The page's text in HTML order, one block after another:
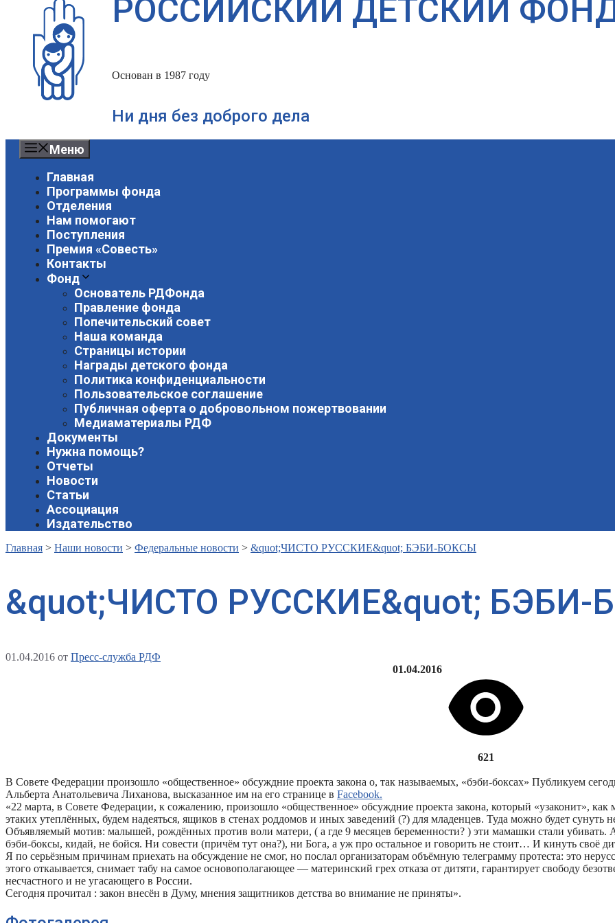
РОССИЙСКИЙ ДЕТСКИЙ
Основан в 1987 году
Ни дня без доброго дела
Меню
Главная
Программы фонда
Отделения
Нам помогают
Поступления
Премия «Совесть»
Контакты
Фонд
Основатель РДФонда
Правление фонда
Попечительский совет
Наша команда
Страницы истории
Награды детского фонда
Политика конфиденциальности
Пользовательское соглашение
Публичная оферта о добровольном пожертвовании
Медиаматериалы РДФ
Документы
Нужна помощь?
Отчеты
Новости
Статьи
Ассоциация
Издательство
Главная > Наши новости > Федеральные новости > &quot;ЧИСТО РУССКИЕ&quot; БЭБИ-БОКСЫ
&quot;ЧИСТО РУССКИЕ&quot; БЭБИ-
01.04.2016 от Пресс-служба РДФ
01.04.2016
621
В Совете Федерации произошло «общественное» обсуждние проекта закона о, так называемых, «бэби-боксах» Публикуем
Альберта Анатольевича Лиханова, высказанное им на его странице в Facebook.
«22 марта, в Совете Федерации, к сожалению, произошло «общественное» обсуждние проекта закона, который «узаконит»,
этаких утеплённых, будем надеяться, ящиков в стенах роддомов и иных заведений (?) для младенцев. Туда можно будет
Объявляемый мотив: малышей, рождённых против воли матери, ( а где 9 месяцев беременности? ) эти мамашки стали убивать.
бэби-боксы, кидай, не бойся. Ни совести (причём тут она?), ни Бога, а уж про остальное и говорить не стоит… И кинуть своё
Я по серьёзным причинам приехать на обсуждение не смог, но послал организаторам объёмную телеграмму протеста: это
этого откаывается, снимает табу на самое основополагающее — материнский грех отказа от дитяти, гарантирует свободу
несчастного и не угасающего в России.
Сегодня прочитал : закон внесён в Думу, мнения защитников детства во внимание не приняты».